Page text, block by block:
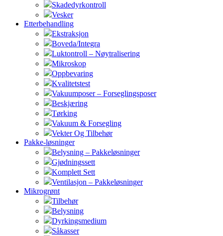
Skadedyrkontroll
Vesker
Etterbehandling
Ekstraksjon
Boveda/Integra
Luktontroll – Nøytralisering
Mikroskop
Oppbevaring
Kvalitetstest
Vakuumposer – Forseglingsposer
Beskjæring
Tørking
Vakuum & Forsegling
Vekter Og Tilbehør
Pakke-løsninger
Belysning – Pakkeløsninger
Gjødningssett
Komplett Sett
Ventilasjon – Pakkeløsninger
Mikrogrønt
Tilbehør
Belysning
Dyrkingsmedium
Såkasser